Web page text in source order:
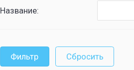
Название: